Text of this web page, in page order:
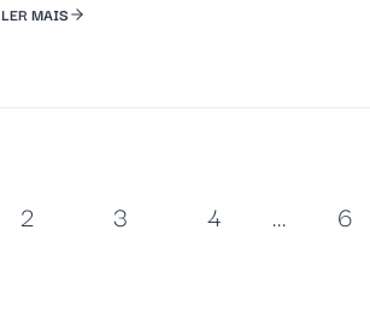
LER MAIS
2 3 4 ... 6